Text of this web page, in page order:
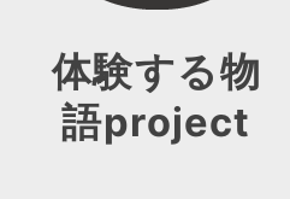
体験する物
語project